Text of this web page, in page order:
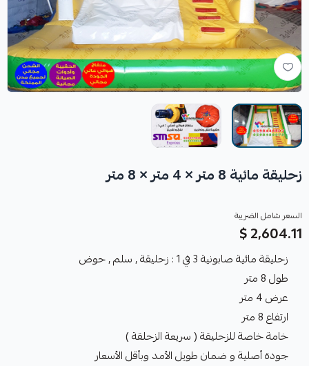
زحليقة مائية 8 متر × 4 متر × 8 متر
السعر شامل الضريبة
2,604.11 $
زحليقة مائية صابونية 3 في 1 : زحليقة , سلم , حوض
طول 8 متر
عرض 4 متر
ارتفاع 8 متر
خامة خاصة للزحليقة ( سريعة الزحلقة )
جودة أصلية و ضمان طويل الأمد وبأقل الأسعار